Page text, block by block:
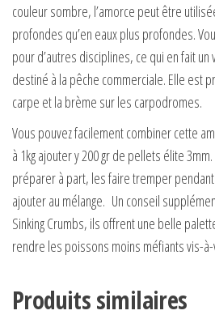
couleur sombre, l’amorce peut être
profondes qu’en eaux plus profondes.
pour d’autres disciplines, ce qui en fait
destiné à la pêche commerciale. Elle est
carpe et la brème sur les carpodromes.
Vous pouvez facilement combiner cette
à 1kg ajouter y 200 gr de pellets élite
préparer à part, les faire tremper
ajouter au mélange. Un conseil
Sinking Crumbs, ils offrent une belle
rendre les poissons moins méfiants vis-
Produits similaires